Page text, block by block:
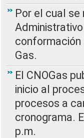
Por el cual
conformación
Gas.
El CNOGas
inicio al
procesos a
cronograma.
p.m.